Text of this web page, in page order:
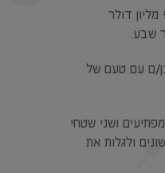
המוזיאון נושא את שם התורמים, משפחת מנדל, מוזיאון הילדים של באר שבע על שם: ג'ק, ג'וזף, ומורטון מנדל, אשר תרמו 5 מליון דולר
ם עם טעם של
מ-50 מייצגים ומתקנים שונים ומפתיעים ושני שטחי
ולגלות את